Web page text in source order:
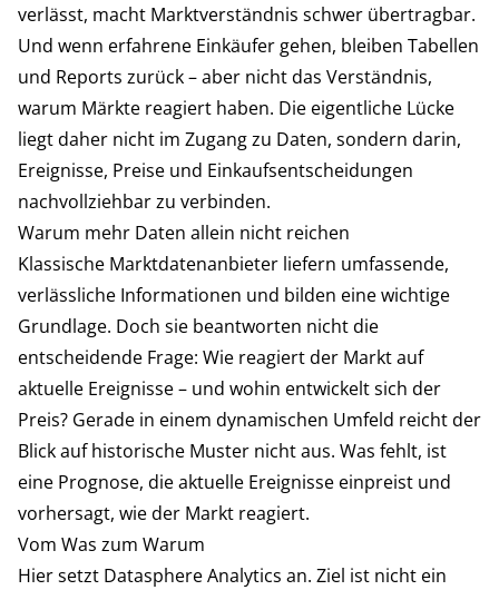
verlässt, macht Marktverständnis schwer übertragbar.
Und wenn erfahrene Einkäufer gehen, bleiben Tabellen
und Reports zurück – aber nicht das Verständnis,
warum Märkte reagiert haben. Die eigentliche Lücke
liegt daher nicht im Zugang zu Daten, sondern darin,
Ereignisse, Preise und Einkaufsentscheidungen
nachvollziehbar zu verbinden.
Warum mehr Daten allein nicht reichen
Klassische Marktdatenanbieter liefern umfassende,
verlässliche Informationen und bilden eine wichtige
Grundlage. Doch sie beantworten nicht die
entscheidende Frage: Wie reagiert der Markt auf
aktuelle Ereignisse – und wohin entwickelt sich der
Preis? Gerade in einem dynamischen Umfeld reicht der
Blick auf historische Muster nicht aus. Was fehlt, ist
eine Prognose, die aktuelle Ereignisse einpreist und
vorhersagt, wie der Markt reagiert.
Vom Was zum Warum
Hier setzt Datasphere Analytics an. Ziel ist nicht ein